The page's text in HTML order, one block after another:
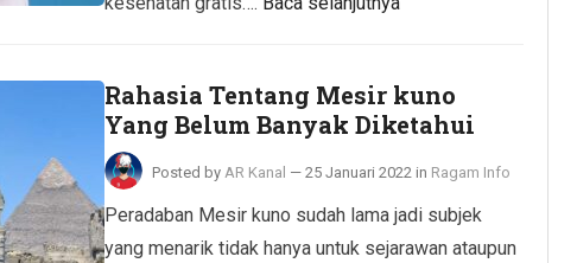
Rahasia Tentang Mesir kuno
Yang Belum Banyak Diketahui
Posted by AR Kanal — 25 Januari 2022 in Ragam Info
Peradaban Mesir kuno sudah lama jadi subjek
yang menarik tidak hanya untuk sejarawan ataupun